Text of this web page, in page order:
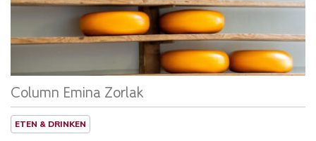
Emina Zorlak
Column Emina Zorlak
ETEN & DRINKEN